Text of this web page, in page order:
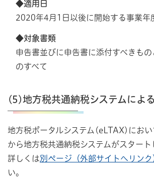
◆適用日
2020年4月1日以後に開始する事業年
◆対象書類
申告書並びに申告書に添付すべきも
のすべて
(5)地方税共通納税システムによ
地方税ポータルシステム(eLTAX)にお
から地方税共通納税システムがスタート
詳しくは別ページ（外部サイトへリンク
い。